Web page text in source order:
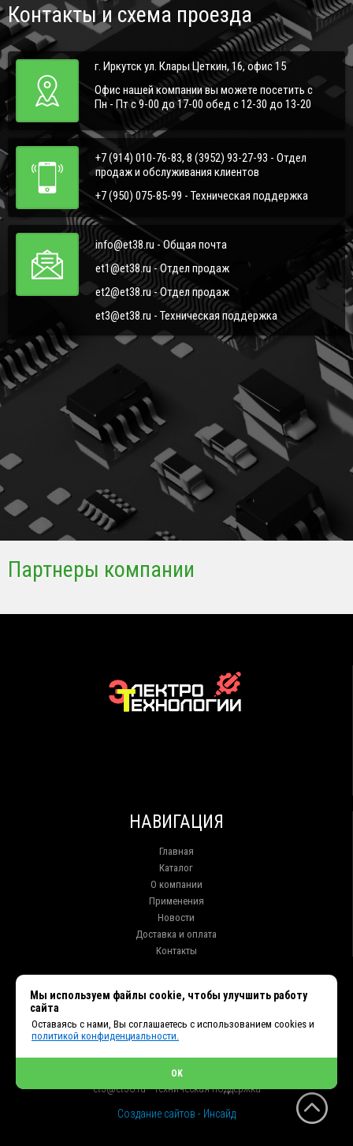
Контакты и схема проезда
г. Иркутск ул. Клары Цеткин, 16, офис 15
Офис нашей компании вы можете посетить с
Пн - Пт с 9-00 до 17-00 обед с 12-30 до 13-20
+7 (914) 010-76-83, 8 (3952) 93-27-93 - Отдел
продаж и обслуживания клиентов
+7 (950) 075-85-99 - Техническая поддержка
info@et38.ru - Общая почта
et1@et38.ru - Отдел продаж
et2@et38.ru - Отдел продаж
et3@et38.ru - Техническая поддержка
Партнеры компании
НАВИГАЦИЯ
Главная
Каталог
О компании
Применения
Новости
Доставка и оплата
Контакты
+7 (914) 010-76-83, 8 (3952) 93-27-93 - Отдел продаж
+7 (950) 075-85-99 - Техническая поддержка
et2@et38.ru - Отдел продаж
et3@et38.ru - Техническая поддержка
Создание сайтов - Инсайд
Мы используем файлы cookie, чтобы улучшить работу
сайта
Оставаясь с нами, Вы соглашаетесь с использованием cookies и
политикой конфиденциальности.
OK